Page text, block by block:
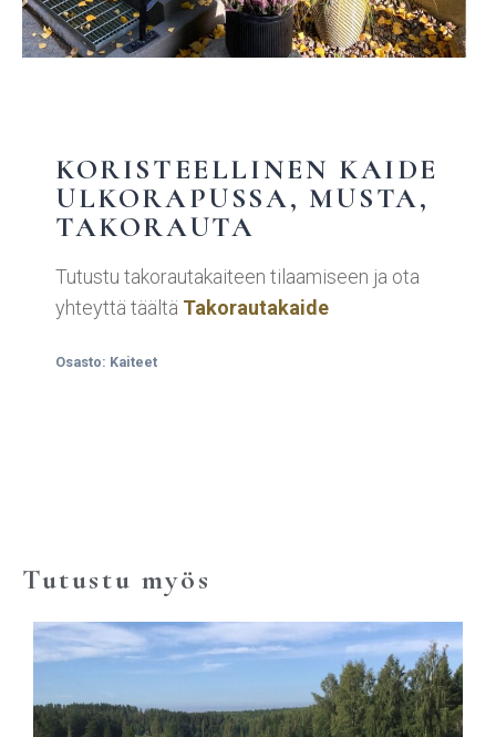
KORISTEELLINEN KAIDE
ULKORAPUSSA, MUSTA,
TAKORAUTA
Tutustu takorautakaiteen tilaamiseen ja ota
yhteyttä täältä Takorautakaide
Osasto: Kaiteet
Tutustu myös